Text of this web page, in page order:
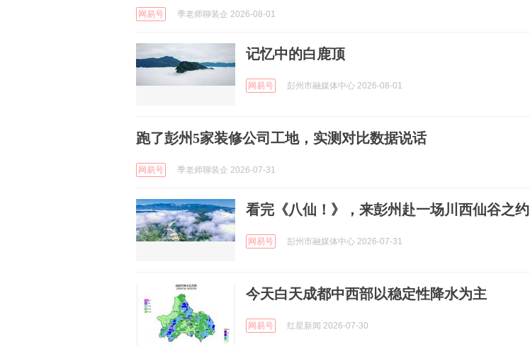
网易号 季老师聊装企 2026-08-01
记忆中的白鹿顶
网易号 彭州市融媒体中心 2026-08-01
跑了彭州5家装修公司工地，实测对比数据说话
网易号 季老师聊装企 2026-07-31
看完《八仙！》，来彭州赴一场川西仙谷之约
网易号 彭州市融媒体中心 2026-07-31
今天白天成都中西部以稳定性降水为主
网易号 红星新闻 2026-07-30